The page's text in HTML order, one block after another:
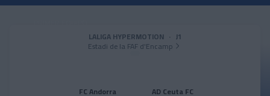
Pau López: "Es uno de los
LALIGA HYPERMOTION · J1
Estadi de la FAF d'Encamp
FC Andorra
AD Ceuta FC